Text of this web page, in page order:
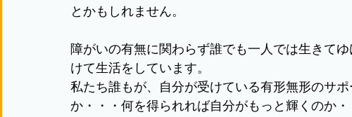
とかもしれません。
障がいの有無に関わらず誰でも一人では生きて
けて生活をしています。
私たち誰もが、自分が受けている有形無形のサ
か・・・何を得られれば自分がもっと輝くのか